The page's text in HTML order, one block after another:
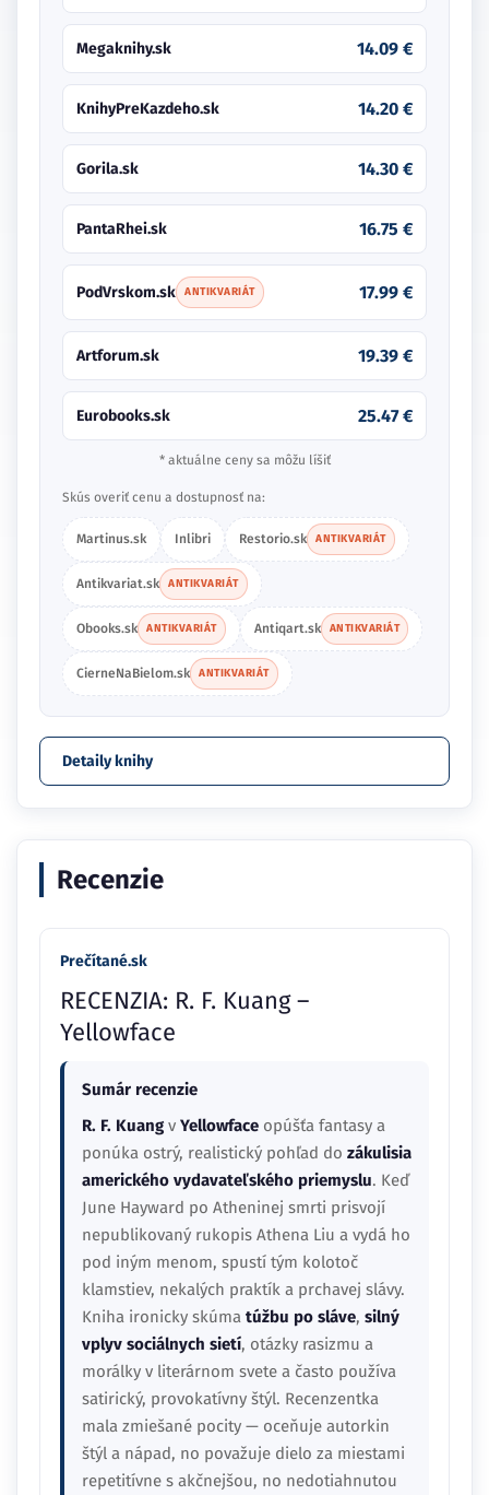
Megaknihy.sk 14.09 €
KnihyPreKazdeho.sk 14.20 €
Gorila.sk 14.30 €
PantaRhei.sk 16.75 €
PodVrskom.sk ANTIKVARIÁT 17.99 €
Artforum.sk 19.39 €
Eurobooks.sk 25.47 €
* aktuálne ceny sa môžu líšiť
Skús overiť cenu a dostupnosť na:
Martinus.sk Inlibri Restorio.sk ANTIKVARIÁT
Antikvariat.sk ANTIKVARIÁT
Obooks.sk ANTIKVARIÁT Antiqart.sk ANTIKVARIÁT
CierneNaBielom.sk ANTIKVARIÁT
Detaily knihy
Recenzie
Prečítané.sk
RECENZIA: R. F. Kuang –
Yellowface
Sumár recenzie
R. F. Kuang v Yellowface opúšťa fantasy a
ponúka ostrý, realistický pohľad do zákulisia
amerického vydavateľského priemyslu. Keď
June Hayward po Atheninej smrti prisvojí
nepublikovaný rukopis Athena Liu a vydá ho
pod iným menom, spustí tým kolotoč
klamstiev, nekalých praktík a prchavej slávy.
Kniha ironicky skúma túžbu po sláve, silný
vplyv sociálnych sietí, otázky rasizmu a
morálky v literárnom svete a často používa
satirický, provokatívny štýl. Recenzentka
mala zmiešané pocity — oceňuje autorkin
štýl a nápad, no považuje dielo za miestami
repetitívne s akčnejšou, no nedotiahnutou